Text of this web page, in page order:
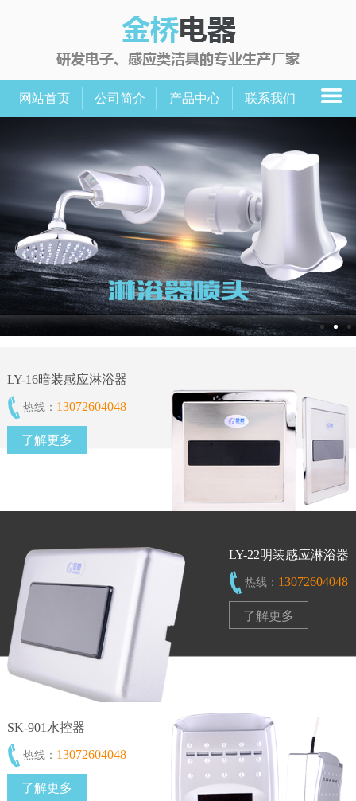
网站首页 公司简介 产品中心 联系我们
LY-16暗装感应淋浴器
热线： 13072604048
了解更多
LY-22明装感应淋浴器
热线： 13072604048
了解更多
SK-901水控器
热线： 13072604048
了解更多